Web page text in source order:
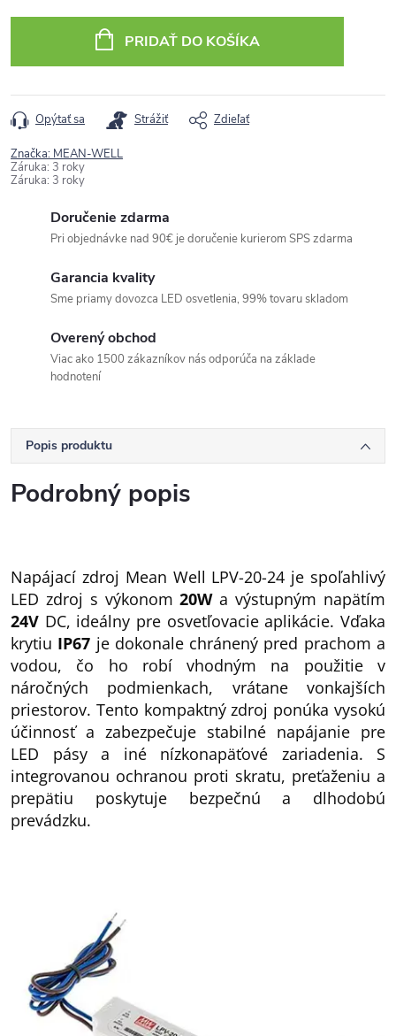
cena:
PRIDAŤ DO KOŠÍKA
Opýtať sa Strážiť Zdieľať
Značka: MEAN-WELL
Záruka: 3 roky
Záruka: 3 roky
Doručenie zdarma
Pri objednávke nad 90€ je doručenie kurierom SPS zdarma
Garancia kvality
Sme priamy dovozca LED osvetlenia, 99% tovaru skladom
Overený obchod
Viac ako 1500 zákazníkov nás odporúča na základe
hodnotení
Popis produktu
Podrobný popis
Napájací zdroj Mean Well LPV-20-24 je spoľahlivý
LED zdroj s výkonom20Wa výstupným napätím
24V DC, ideálny pre osvetľovacie aplikácie. Vďaka
krytiu IP67 je dokonale chránený pred prachom a
vodou, čo ho robí vhodným na použitie v
náročných podmienkach, vrátane vonkajších
priestorov. Tento kompaktný zdroj ponúka vysokú
účinnosť a zabezpečuje stabilné napájanie pre
LED pásy a iné nízkonapäťové zariadenia. S
integrovanou ochranou proti skratu, preťaženiu a
prepätiu poskytuje bezpečnú a dlhodobú
prevádzku.